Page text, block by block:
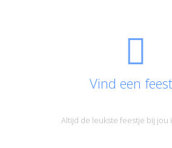
Vind een
Altijd de leukste feestje bij jou